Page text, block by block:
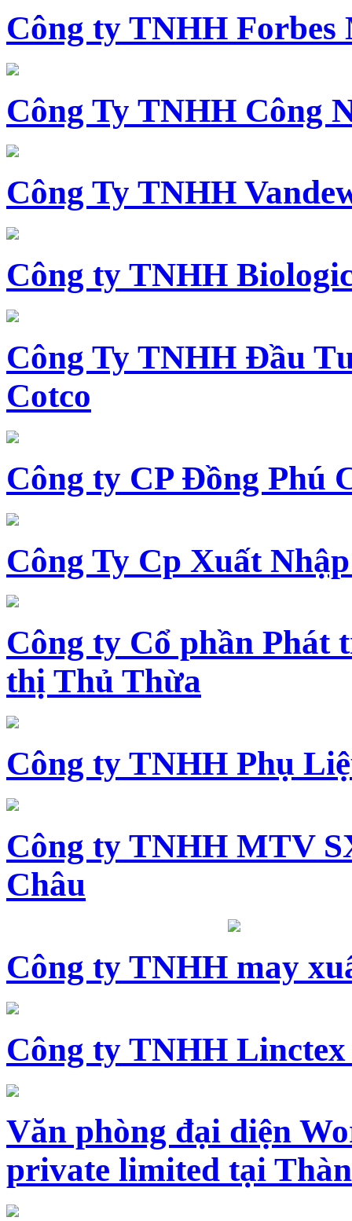
Công ty TNHH
Công Ty TNHH Công
Công Ty TNHH
Công ty TNHH
Công Ty TNHH Đầu
Cotco
Công ty CP Đồng Phú
Công Ty Cp Xuất
Công ty Cổ phần Phát
thị Thủ Thừa
Công ty TNHH Phụ
Công ty TNHH MTV
Châu
Công ty TNHH may
Công ty TNHH Linctex
Văn phòng đại diện
private limited tại